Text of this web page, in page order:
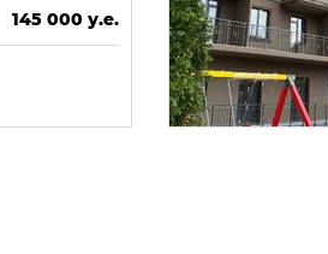
145 000 у.е.
6 235 000 ₴